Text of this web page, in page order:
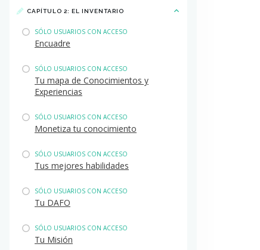
CAPÍTULO 2: EL INVENTARIO
SÓLO USUARIOS CON ACCESO
Encuadre
SÓLO USUARIOS CON ACCESO
Tu mapa de Conocimientos y
Experiencias
SÓLO USUARIOS CON ACCESO
Monetiza tu conocimiento
SÓLO USUARIOS CON ACCESO
Tus mejores habilidades
SÓLO USUARIOS CON ACCESO
Tu DAFO
SÓLO USUARIOS CON ACCESO
Tu Misión